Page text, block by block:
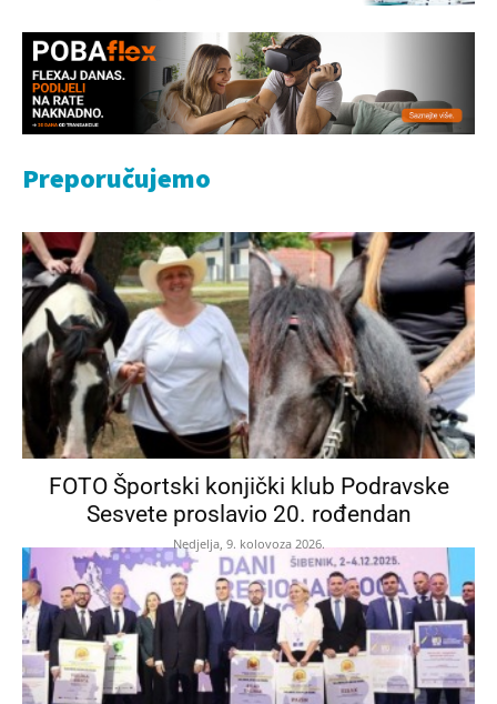
Preporučujemo
FOTO Športski konjički klub Podravske
Sesvete proslavio 20. rođendan
Nedjelja, 9. kolovoza 2026.